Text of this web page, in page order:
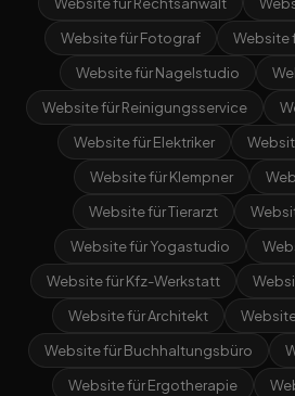
Website für Rechtsanwalt
Website für Fotograf
Website
Website für Nagelstudio
Website für Reinigungsservice
Website für Elektriker
Website für Klempner
Website für Tierarzt
Website für Yogastudio
Website für Kfz-Werkstatt
Website für Architekt
Website für Buchhaltungsbüro
Website für Ergotherapie